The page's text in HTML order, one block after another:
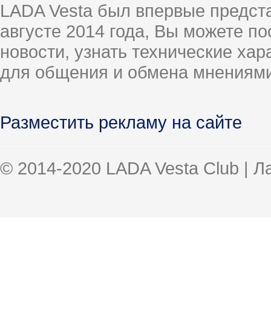
LADA Vesta был впервые
августе 2014 года, Вы можете
новости, узнать технические
для общения и обмена
Разместить рекламу на сайте
© 2014-2020 LADA Vesta Club |